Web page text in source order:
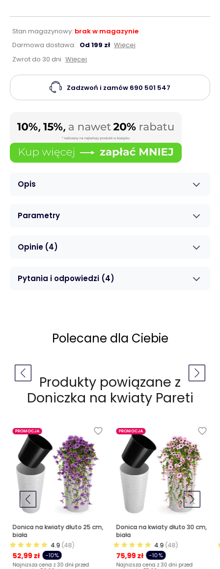
Opis
Parametry
Opinie (4)
Pytania i odpowiedzi (4)
Stan magazynowy: brak w magazynie
Darmowa dostawa: Od 199 zł Więcej
Zwrot do 30 dni Więcej
Zadzwoń i zamów 690 501 547
Polecane dla Ciebie
Produkty powiązane z
Doniczka na kwiaty Pareti
PROMOCJA
Donica na kwiaty dłuto 25 cm,
biała
4.9 (48)
52,99 zł -10%
Najniższa cena z 30 dni przed
PROMOCJA
Donica na kwiaty dłuto 30 cm,
biała
4.9 (48)
75,99 zł -10%
Najniższa cena z 30 dni przed